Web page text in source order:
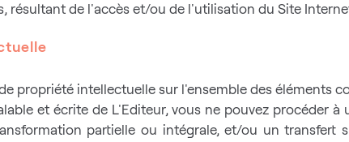
résultant de l'accès et/ou de l'utilisation du Site
propriété intellectuelle sur l'ensemble des éléments
et écrite de L'Editeur, vous ne pouvez procéder
partielle ou intégrale, et/ou un transfert